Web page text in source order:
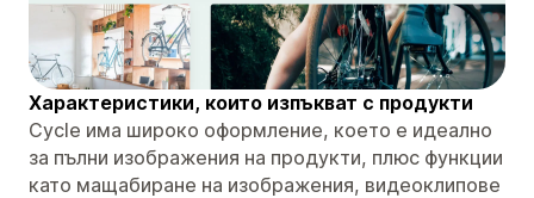
Характеристики, които изпъкват с продукти
Cycle има широко оформление, което е идеално
за пълни изображения на продукти, плюс функции
като мащабиране на изображения, видеоклипове